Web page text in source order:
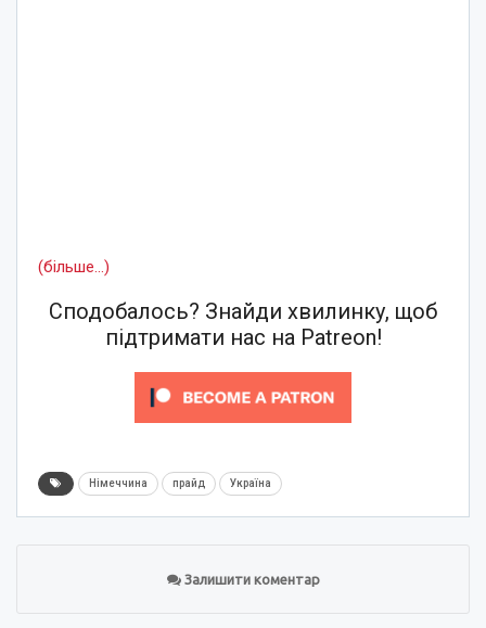
(більше…)
Сподобалось? Знайди хвилинку, щоб
підтримати нас на Patreon!
Німеччина прайд Україна
Залишити коментар